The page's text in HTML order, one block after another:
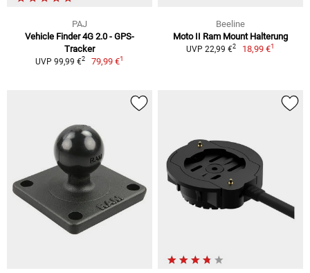
PAJ
Vehicle Finder 4G 2.0 - GPS-
Tracker
UVP 99,99 €2 79,99 €1
Beeline
Moto II Ram Mount Halterung
UVP 22,99 €2 18,99 €1